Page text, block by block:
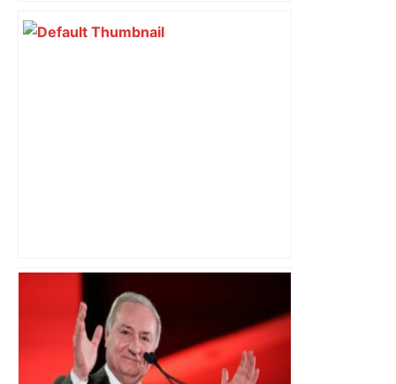
Stade Toulousain : "Le plus grand club
au monde !" Tommaso Menoncello
révèle les coulisses de sa signature à
Toulouse malgré l’intérêt du RC Toulon
et "l’aspect économique" – ladepeche.fr